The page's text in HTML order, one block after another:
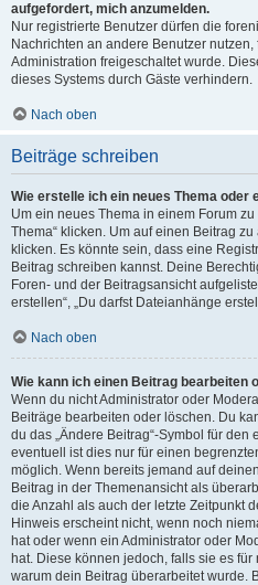
aufgefordert, mich anzumelden.
Nur registrierte Benutzer dürfen die
Nachrichten an andere Benutzer
Administration freigeschaltet wurde.
dieses Systems durch Gäste verhindern.
Nach oben
Beiträge schreiben
Wie erstelle ich ein neues Thema oder
Um ein neues Thema in einem Forum
Thema“ klicken. Um auf einen Beitrag
klicken. Es könnte sein, dass eine
Beitrag schreiben kannst. Deine
Foren- und der Beitragsansicht
erstellen“, „Du darfst Dateianhänge
Nach oben
Wie kann ich einen Beitrag bearbeiten
Wenn du nicht Administrator oder
Beiträge bearbeiten oder löschen. Du
du das „Ändere Beitrag“-Symbol für
eventuell ist dies nur für einen
möglich. Wenn bereits jemand auf
Beitrag in der Themenansicht als
die Anzahl als auch der letzte Zeitpunkt
Hinweis erscheint nicht, wenn noch
hat oder wenn ein Administrator oder
hat. Diese können jedoch, falls sie es
warum dein Beitrag überarbeitet wurde.